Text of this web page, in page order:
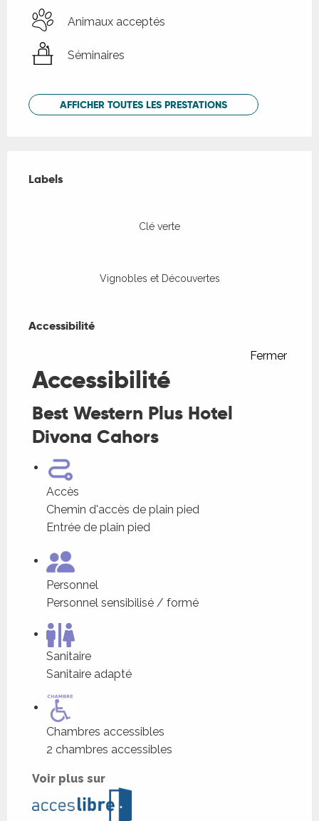
Animaux acceptés
Séminaires
AFFICHER TOUTES LES PRESTATIONS
Labels
Labels
Clé verte
Vignobles et Découvertes
Accessibilité
Fermer
Accessibilité
Best Western Plus Hotel
Divona Cahors
Accès
Chemin d'accès de plain pied
Entrée de plain pied
Personnel
Personnel sensibilisé / formé
Sanitaire
Sanitaire adapté
Chambres accessibles
2 chambres accessibles
Voir plus sur